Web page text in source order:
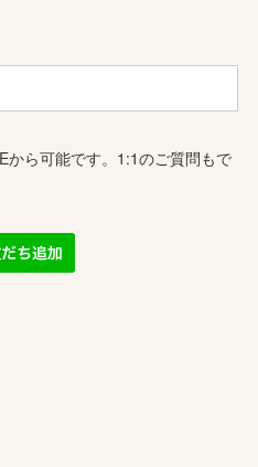
から可能です。1:1のご質問もで